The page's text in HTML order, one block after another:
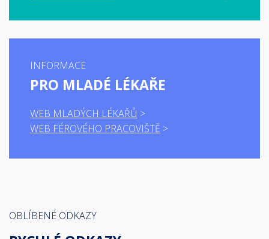
INFORMACE
PRO MLADÉ LÉKAŘE
WEB MLADÝCH LÉKAŘŮ
WEB FÉROVÉHO PRACOVIŠTĚ
OBLÍBENÉ ODKAZY